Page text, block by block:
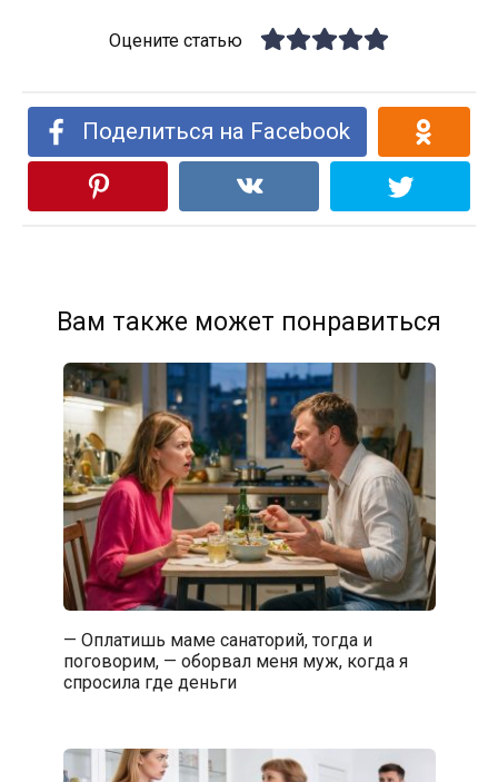
Оцените статью
Поделиться на Facebook
Вам также может понравиться
— Оплатишь маме санаторий, тогда и
поговорим, — оборвал меня муж, когда я
спросила где деньги